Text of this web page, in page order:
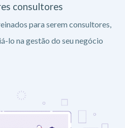
consultores
para serem consultores,
lo na gestão do seu negócio